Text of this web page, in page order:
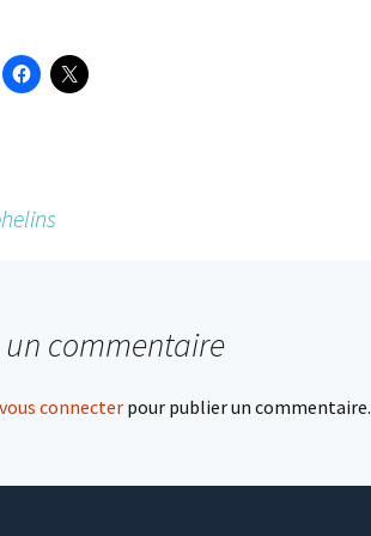
un commentaire
vous connecter pour publier un commentaire.